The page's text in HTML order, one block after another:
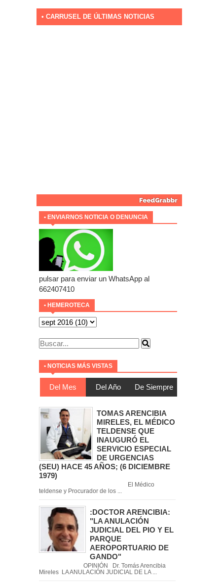
• CARRUSEL DE ÚLTIMAS NOTICIAS
• ENVIARNOS NOTICIA O DENUNCIA
pulsar para enviar un WhatsApp al
662407410
• HEMEROTECA
• NOTICIAS MÁS VISTAS
Del Mes Del Año De Siempre
TOMAS ARENCIBIA
MIRELES, EL MÉDICO
TELDENSE QUE
INAUGURÓ EL
SERVICIO ESPECIAL
DE URGENCIAS
(SEU) HACE 45 AÑOS; (6 DICIEMBRE
1979)
El Médico
teldense y Procurador de los ...
:DOCTOR ARENCIBIA:
"LA ANULACIÓN
JUDICIAL DEL PIO Y EL
PARQUE
AEROPORTUARIO DE
GANDO"
OPINIÓN Dr. Tomás Arencibia
Mireles LA ANULACIÓN JUDICIAL DE LA ...